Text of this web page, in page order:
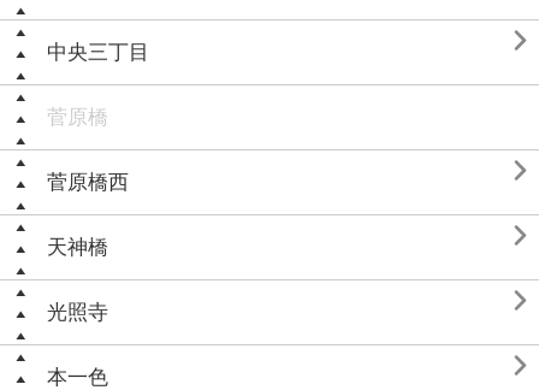
中央三丁目 
菅原橋
菅原橋西 
天神橋 
光照寺 
本一色 